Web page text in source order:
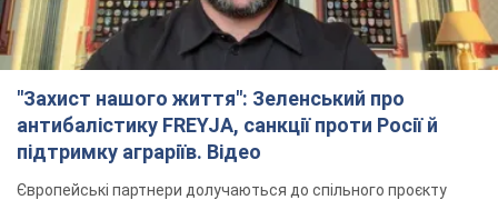
"Захист нашого життя": Зеленський про
антибалістику FREYJA, санкції проти Росії й
підтримку аграріїв. Відео
Європейські партнери долучаються до спільного проєкту